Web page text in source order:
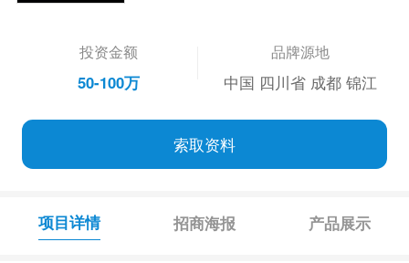
投资金额
50-100万
品牌源地
中国 四川省 成都 锦江
索取资料
项目详情 招商海报 产品展示